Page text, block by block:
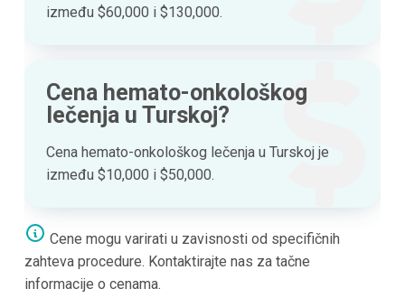
između $60,000 i $130,000.
Cena hemato-onkološkog
lečenja u Turskoj?
Cena hemato-onkološkog lečenja u Turskoj je
između $10,000 i $50,000.
Cene mogu varirati u zavisnosti od specifičnih
zahteva procedure. Kontaktirajte nas za tačne
informacije o cenama.